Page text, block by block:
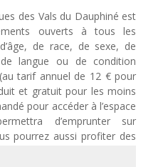
des Vals du Dauphiné est
ouverts à tous les
de race, de sexe, de
langue ou de condition
tarif annuel de 12 € pour
et gratuit pour les moins
pour accéder à l’espace
d’emprunter sur
pourrez aussi profiter des